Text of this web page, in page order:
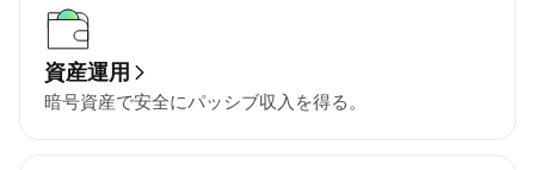
資産運用
暗号資産で安全にパッシブ収入を得る。